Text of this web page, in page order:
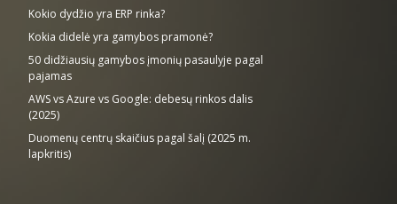
Kokio dydžio yra ERP rinka?
Kokia didelė yra gamybos pramonė?
50 didžiausių gamybos įmonių pasaulyje pagal
pajamas
AWS vs Azure vs Google: debesų rinkos dalis
(2025)
Duomenų centrų skaičius pagal šalį (2025 m.
lapkritis)